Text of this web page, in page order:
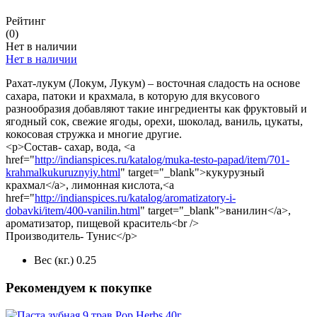
Рейтинг
(0)
Нет в наличии
Нет в наличии
Рахат-лукум (Локум, Лукум) – восточная сладость на основе
сахара, патоки и крахмала, в которую для вкусового
разнообразия добавляют такие ингредиенты как фруктовый и
ягодный сок, свежие ягоды, орехи, шоколад, ваниль, цукаты,
кокосовая стружка и многие другие.
<p>Состав- сахар, вода, <a
href="http://indianspices.ru/katalog/muka-testo-papad/item/701-
krahmalkukuruznyiy.html" target="_blank">кукурузный
крахмал</a>, лимонная кислота,<a
href="http://indianspices.ru/katalog/aromatizatory-i-
dobavki/item/400-vanilin.html" target="_blank">ванилин</a>,
ароматизатор, пищевой краситель<br />
Производитель- Тунис</p>
Вес (кг.) 0.25
Рекомендуем к покупке